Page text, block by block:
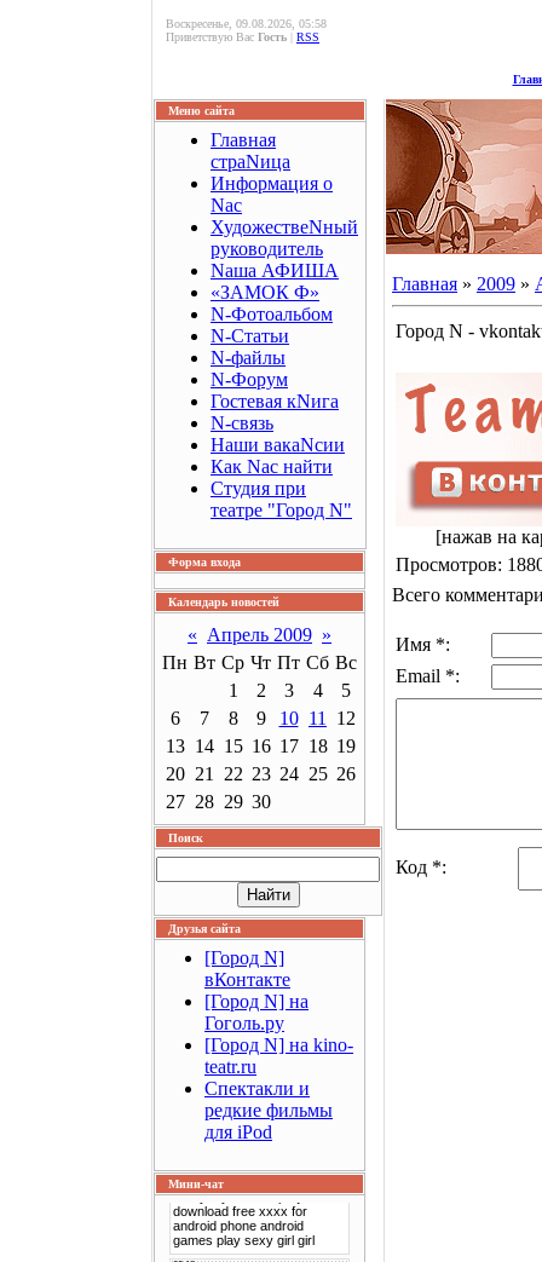
Воскресенье, 09.08.2026, 05:58
Приветствую Вас Гость | RSS
Меню сайта
Главная
страNица
Информация о
Nас
ХудожествеNный
руководитель
Nаша АФИША
«ЗАМОК Ф»
N-Фотоальбом
N-Статьи
N-файлы
N-Форум
Гостевая кNига
N-связь
Наши вакаNсии
Как Nас найти
Студия при
театре "Город N"
Форма входа
Календарь новостей
« Апрель 2009 »
Пн Вт Ср Чт Пт Сб Вс
1
2 3 4
5
6
7 8 9 10 11
12
13 14 15 16 17 18 19
20 21 22 23 24 25 26
27 28 29 30
Поиск
Друзья сайта
[Город N]
вКонтакте
[Город N] на
Гоголь.ру
[Город N] на kino-
teatr.ru
Спектакли и
редкие фильмы
для iPod
Мини-чат
Главная » 2009 »
Город N -
[нажав на
Просмотров:
Всего
Имя *:
Email *:
Код *: